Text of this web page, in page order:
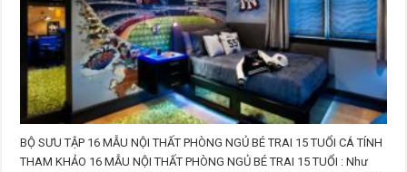
NGỦ
BÉ
TRAI
15
TUỔI
BỘ SƯU TẬP 16 MẪU NỘI THẤT PHÒNG NGỦ BÉ TRAI 15 TUỔI CÁ TÍNH
THAM KHẢO 16 MẪU NỘI THẤT PHÒNG NGỦ BÉ TRAI 15 TUỔI : Như